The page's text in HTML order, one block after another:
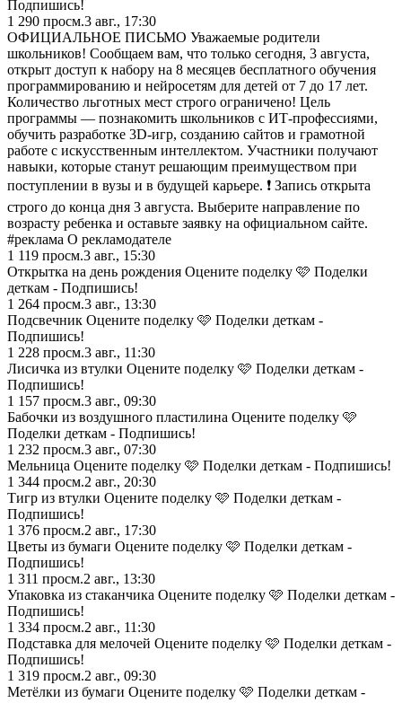
Подпишись!
1 290 просм.3 авг., 17:30
ОФИЦИАЛЬНОЕ ПИСЬМО Уважаемые родители
школьников! Сообщаем вам, что только сегодня, 3 августа,
открыт доступ к набору на 8 месяцев бесплатного обучения
программированию и нейросетям для детей от 7 до 17 лет.
Количество льготных мест строго ограничено! Цель
программы — познакомить школьников с ИТ-профессиями,
обучить разработке 3D-игр, созданию сайтов и грамотной
работе с искусственным интеллектом. Участники получают
навыки, которые станут решающим преимуществом при
поступлении в вузы и в будущей карьере. ❗️ Запись открыта
строго до конца дня 3 августа. Выберите направление по
возрасту ребенка и оставьте заявку на официальном сайте.
#реклама О рекламодателе
1 119 просм.3 авг., 15:30
Открытка на день рождения Оцените поделку 🩷 Поделки
деткам - Подпишись!
1 264 просм.3 авг., 13:30
Подсвечник Оцените поделку 🩷 Поделки деткам -
Подпишись!
1 228 просм.3 авг., 11:30
Лисичка из втулки Оцените поделку 🩷 Поделки деткам -
Подпишись!
1 157 просм.3 авг., 09:30
Бабочки из воздушного пластилина Оцените поделку 🩷
Поделки деткам - Подпишись!
1 232 просм.3 авг., 07:30
Мельница Оцените поделку 🩷 Поделки деткам - Подпишись!
1 344 просм.2 авг., 20:30
Тигр из втулки Оцените поделку 🩷 Поделки деткам -
Подпишись!
1 376 просм.2 авг., 17:30
Цветы из бумаги Оцените поделку 🩷 Поделки деткам -
Подпишись!
1 311 просм.2 авг., 13:30
Упаковка из стаканчика Оцените поделку 🩷 Поделки деткам -
Подпишись!
1 334 просм.2 авг., 11:30
Подставка для мелочей Оцените поделку 🩷 Поделки деткам -
Подпишись!
1 319 просм.2 авг., 09:30
Метёлки из бумаги Оцените поделку 🩷 Поделки деткам -